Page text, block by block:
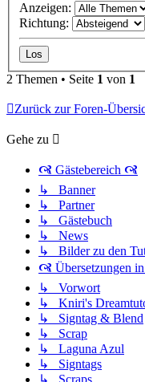
Anzeigen:
Richtung:
2 Themen • Seite 1 von 1
Zurück zur Foren-
Gehe zu
🙧 Gästebereich 🙧
↳ Banner
↳ Partner
↳ Gästebuch
↳ News
↳ Bilder zu den
🙧 Übersetzungen
↳ Vorwort
↳ Kniri's
↳ Signtag & Blend
↳ Scrap
↳ Laguna Azul
↳ Signtags